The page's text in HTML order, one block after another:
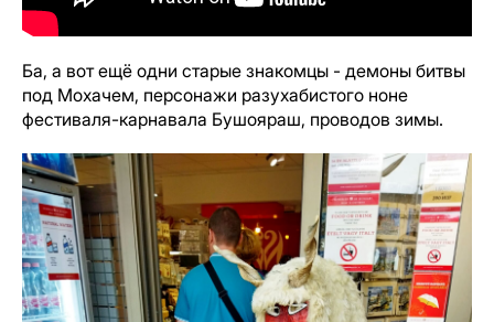
Ба, а вот ещё одни старые знакомцы - демоны битвы
под Мохачем, персонажи разухабистого ноне
фестиваля-карнавала Бушояраш, проводов зимы.